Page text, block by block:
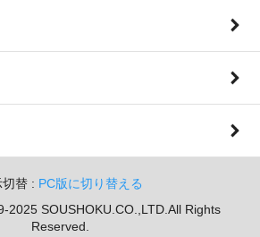
替 : PC版に切り替える
2025 SOUSHOKU.CO.,LTD.All Rights
Reserved.